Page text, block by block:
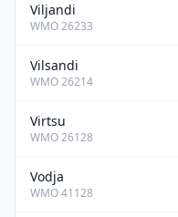
Viljandi
WMO26233
Vilsandi
WMO26214
Virtsu
WMO26128
Vodja
WMO41128